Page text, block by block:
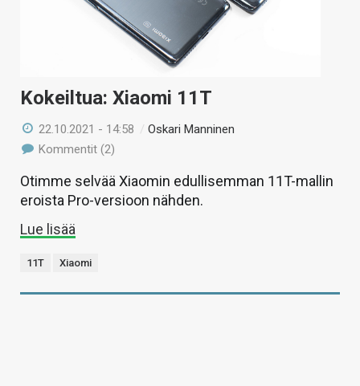
Kokeiltua: Xiaomi 11T
22.10.2021 - 14:58 /Oskari Manninen
Kommentit (2)
Otimme selvää Xiaomin edullisemman 11T-mallin
eroista Pro-versioon nähden.
Lue lisää
11T Xiaomi